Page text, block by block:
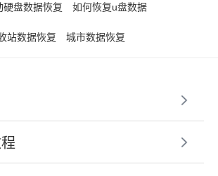
硬盘数据恢复 如何恢复u盘数据
站数据恢复 城市数据恢复